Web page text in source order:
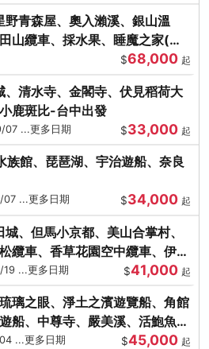
青森屋、奧入瀨溪、銀山溫
山纜車、採水果、睡魔之家(不
$68,000 起
清水寺、金閣寺、伏見稻荷大
鹿斑比-台中出發
...更多日期 $33,000 起
館、琵琶湖、宇治遊船、奈良
...更多日期 $34,000 起
、但馬小京都、美山合掌村、
纜車、香草花園空中纜車、伊勢
...更多日期 $41,000 起
璃之眼、淨土之濱遊覽船、角館
船、中尊寺、嚴美溪、活鮑魚
...更多日期 $45,000 起